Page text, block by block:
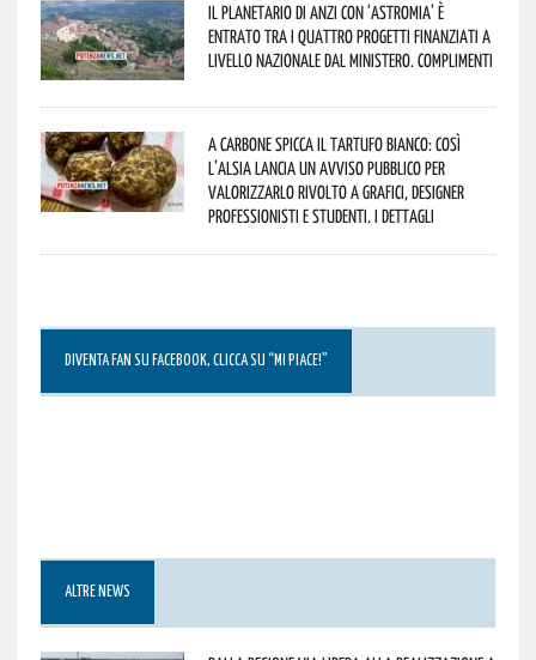
Il Planetario di Anzi con ‘Astromia’ è
entrato tra i quattro progetti finanziati a
livello nazionale dal Ministero. Complimenti
A Carbone spicca il tartufo bianco: così
l’Alsia lancia un avviso pubblico per
valorizzarlo rivolto a grafici, designer
professionisti e studenti. I dettagli
DIVENTA FAN SU FACEBOOK, CLICCA SU “MI PIACE!”
ALTRE NEWS